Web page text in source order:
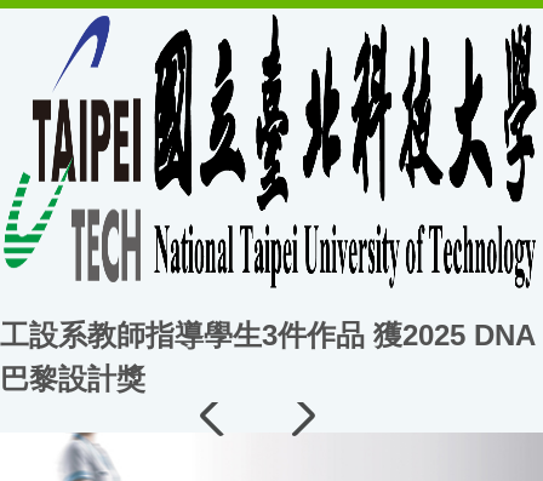
工設系教師指導學生3件作品 獲2025 DNA
巴黎設計獎